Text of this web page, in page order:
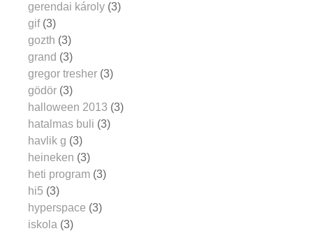
gerendai károly (3)
gif (3)
gozth (3)
grand (3)
gregor tresher (3)
gödör (3)
halloween 2013 (3)
hatalmas buli (3)
havlik g (3)
heineken (3)
heti program (3)
hi5 (3)
hyperspace (3)
iskola (3)